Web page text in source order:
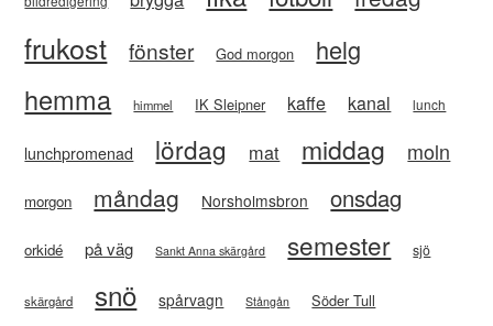
frukost fönster God morgon helg
hemma himmel IK Sleipner kaffe kanal lunch
lunchpromenad lördag mat middag moln
morgon måndag Norsholmsbron onsdag
orkidé på väg Sankt Anna skärgård semester sjö
skärgård snö spårvagn Stångån Söder Tull